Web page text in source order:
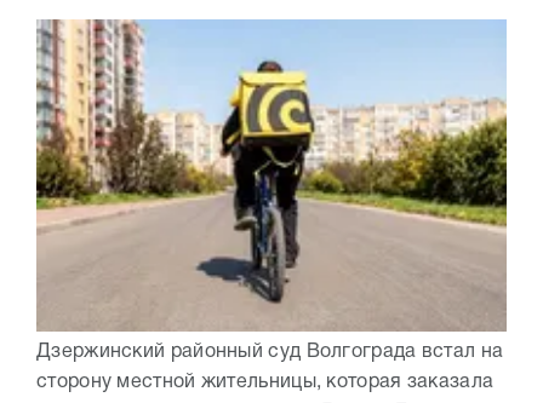
Дзержинский районный суд Волгограда встал на
сторону местной жительницы, которая заказала